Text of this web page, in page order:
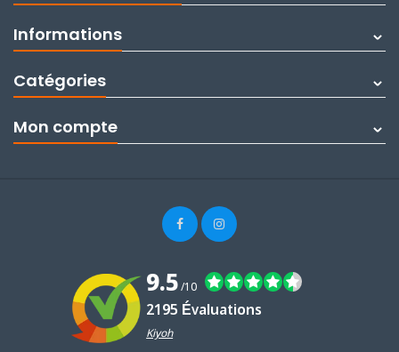
Informations
Catégories
Mon compte
9.5/10
2195 Évaluations
Kiyoh